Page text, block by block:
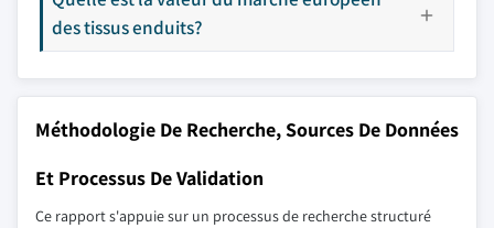
des tissus enduits?
Méthodologie De Recherche, Sources De Données
Et Processus De Validation
Ce rapport s'appuie sur un processus de recherche structuré